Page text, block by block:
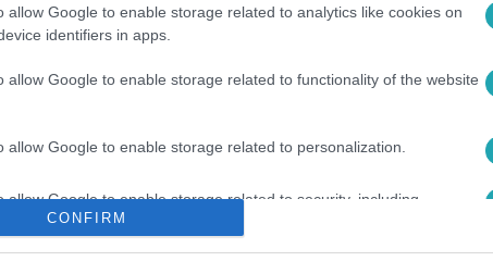
allow Google to enable storage related to analytics like cookies on
identifiers in apps.
allow Google to enable storage related to functionality of the website
allow Google to enable storage related to personalization.
allow Google to enable storage related to security, including
functionality and fraud prevention, and other user protection.
CONFIRM